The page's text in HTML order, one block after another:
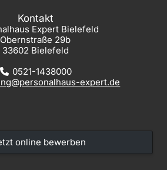
Kontakt
Expert Bielefeld
Obernstraße 29b
33602 Bielefeld
0521-1438000
expert.de
online bewerben